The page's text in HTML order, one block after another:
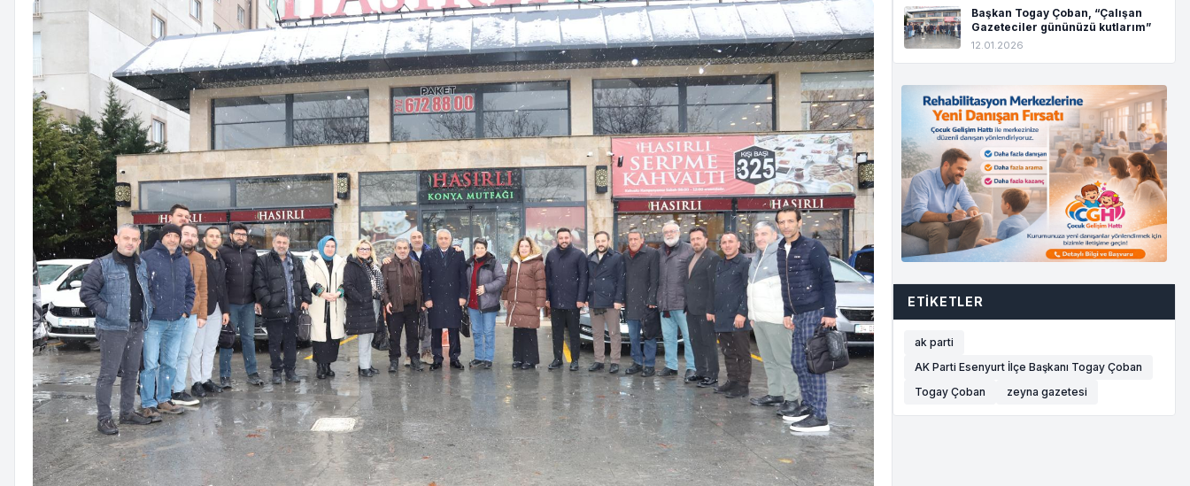
Başkan Togay Çoban, “Çalışan
Gazeteciler gününüzü kutlarım”
12.01.2026
ETIKETLER
ak parti
AK Parti Esenyurt İlçe Başkanı Togay Çoban
Togay Çoban
zeyna gazetesi